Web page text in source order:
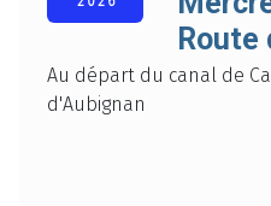
Route
Au départ du canal de
d'Aubignan